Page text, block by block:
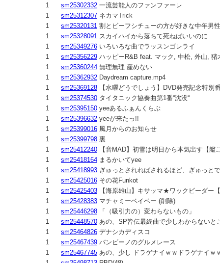
1
sm25302332 一流芸能人のファンファーレ
1
sm25312307 ネカマTrick
1
sm25320131 割とビーフシチューの方が好きな中年男
1
sm25328091 スカイハイから落ちて死ねばいいのに
1
sm25349276 いろいろな曲でラッスンゴレライ
1
sm25356229 ハッピーR&B feat. マック, 中松, 外山,
1
sm25360244 無理無理 産めない
1
sm25362932 Daydream capture.mp4
1
sm25369128
【水曜どうでしょう】DVD発売記念特別
1
sm25374530 タイタニック協奏曲第1番“沈没“
1
sm25395150 yeeあるふぁんくらぶ
1
sm25396632 yeeが来たっ!!
1
sm25399016 風月からのお知らせ
1
sm25399798 裏
1
sm25412240
【音MAD】初雪は明日から本気出す【艦
1
sm25418164 まるかいてyee
1
sm25418993 ぎゅっとされればされるほど、ぎゅっと
1
sm25425016 その花Funkot
1
sm25425403
【海原雄山】キサッマ★ワックビーダー
1
sm25428383 マチャミーベイベー (削除)
1
sm25446298
「（吸引力の）変わらないもの」
1
sm25448570 あの、SP皆伝最終曲で少しわからないと
1
sm25464826 デナシカディスコ
1
sm25467439 バンビーノのグルメレース
1
sm25467745 あの、少し ドラゲナイｗｗドラゲナイｗ